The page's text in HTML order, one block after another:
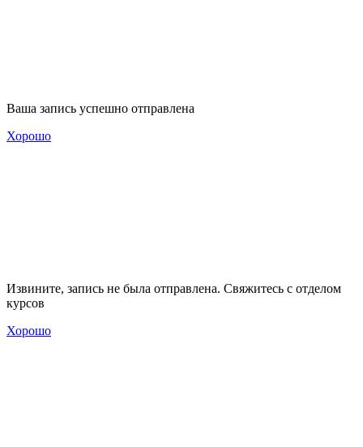
Ваша запись успешно отправлена
Хорошо
Извините, запись не была отправлена. Свяжитесь с отделом
курсов
Хорошо